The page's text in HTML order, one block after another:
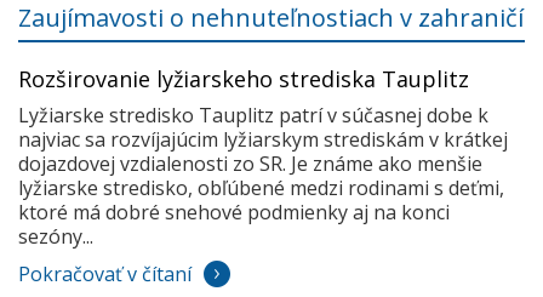
Zaujímavosti o nehnuteľnostiach v zahraničí
Rozširovanie lyžiarskeho strediska Tauplitz
Lyžiarske stredisko Tauplitz patrí v súčasnej dobe k
najviac sa rozvíjajúcim lyžiarskym strediskám v krátkej
dojazdovej vzdialenosti zo SR. Je známe ako menšie
lyžiarske stredisko, obľúbené medzi rodinami s deťmi,
ktoré má dobré snehové podmienky aj na konci
sezóny...
Pokračovať v čítaní